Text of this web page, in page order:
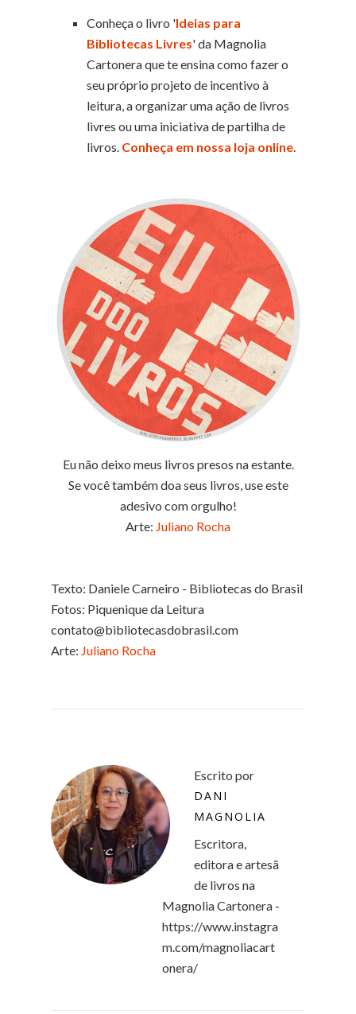
Conheça o livro 'Ideias para
Bibliotecas Livres' da Magnolia
Cartonera que te ensina como fazer o
seu próprio projeto de incentivo à
leitura, a organizar uma ação de livros
livres ou uma iniciativa de partilha de
livros. Conheça em nossa loja online
Eu não deixo meus livros presos na estante.
Se você também doa seus livros, use este
adesivo com orgulho!
Arte: Juliano Rocha
Texto: Daniele Carneiro - Bibliotecas do Brasil
Fotos: Piquenique da Leitura
contato@bibliotecasdobrasil.com
Arte: Juliano Rocha
Escrito por
DANI
MAGNOLIA
Escritora,
editora e artesã
de livros na
Magnolia Cartonera -
https://www.instagra
m.com/magnoliacart
onera/